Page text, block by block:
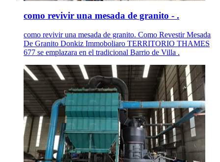
como revivir una mesada de granito - .
como revivir una mesada de granito. Como Revestir Mesada
De Granito Donkiz Immoboliaro TERRITORIO THAMES
677 se emplazara en el tradicional Barrio de Villa .